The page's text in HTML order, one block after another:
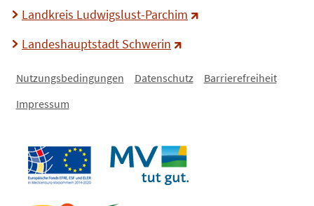
Landkreis Ludwigslust-Parchim
Landeshauptstadt Schwerin
Nutzungsbedingungen Datenschutz
Barrierefreiheit
Impressum